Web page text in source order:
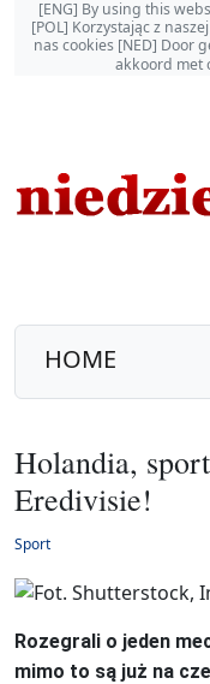
[ENG] By using this
[POL] Korzystając z
nas cookies [NED] Door
akkoord met
HOME
Holandia,
Eredivisie!
Sport
Rozegrali o jeden
mimo to są już na